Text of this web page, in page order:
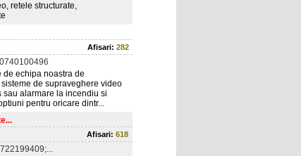
retele structurate,
Afisari: 282
de echipa noastra de
de supraveghere video
sau alarmare la incendiu si
pentru oricare dintr...
Afisari: 618